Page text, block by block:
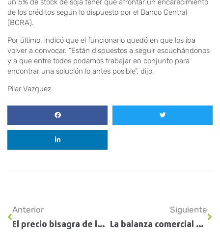
un 5% de stock de soja tener que afrontar un encarecimiento
de los créditos según lo dispuesto por el Banco Central
(BCRA).
Por último, indicó que el funcionario quedó en que los iba
volver a convocar. “Están dispuestos a seguir escuchándonos
y a que entre todos podamos trabajar en conjunto para
encontrar una solución lo antes posible”, dijo.
Pilar Vazquez
Anterior
El precio bisagra de la soja que deja un mal resultado: los productores recurren a créditos para evitar vender
Siguiente
La balanza comercial arrojó un saldo positivo de casi US$ 800 millones en enero